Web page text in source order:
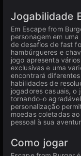
Jogabilidade
Em Escape from
personagem em
de desafios de fast
hambúrgueres e
jogo apresenta
exclusivas e uma
encontrará
habilidades de
jogadores casuais, o
tornando-o
personalização
moedas coletadas
pessoal à sua
Como jogar